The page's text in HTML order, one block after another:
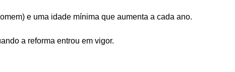
e uma idade mínima que aumenta a cada ano.
a reforma entrou em vigor.